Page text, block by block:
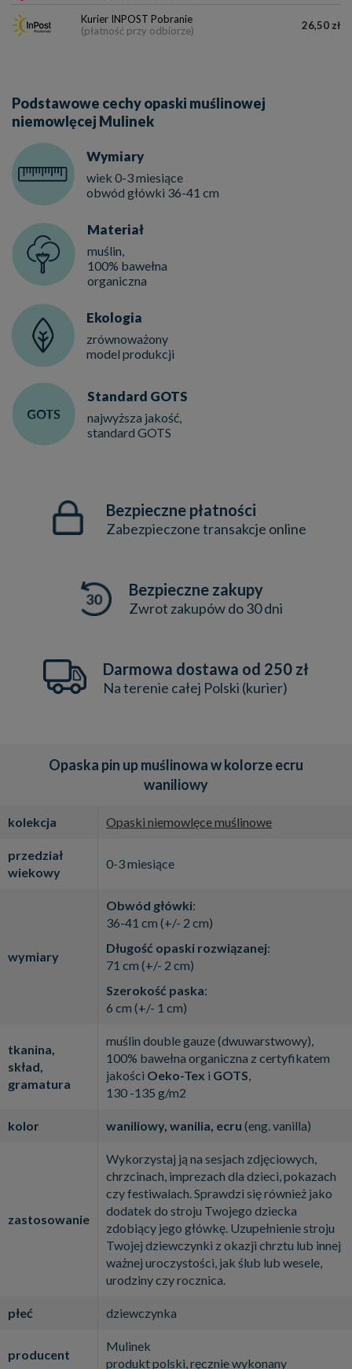
Kurier INPOST Pobranie
(płatność przy odbiorze)
26,50 zł
Podstawowe cechy opaski muślinowej
niemowlęcej Mulinek
Wymiary
wiek 0-3 miesiące
obwód główki 36-41 cm
Materiał
muślin,
100% bawełna
organiczna
Ekologia
zrównoważony
model produkcji
Standard GOTS
najwyższa jakość,
standard GOTS
Bezpieczne płatności
Zabezpieczone transakcje online
Bezpieczne zakupy
Zwrot zakupów do 30 dni
Darmowa dostawa od 250 zł
Na terenie całej Polski (kurier)
Opaska pin up muślinowa w kolorze ecru
waniliowy
kolekcja Opaski niemowlęce muślinowe
przedział
wiekowy
0-3 miesiące
wymiary
Obwód główki:
36-41 cm (+/- 2 cm)
Długość opaski rozwiązanej:
71 cm (+/- 2 cm)
Szerokość paska:
6 cm (+/- 1 cm)
tkanina,
skład,
gramatura
muślin double gauze (dwuwarstwowy),
100% bawełna organiczna z certyfikatem
jakości Oeko-Tex i GOTS
130 -135 g/m2
kolor waniliowy, wanilia, ecru (eng. vanilla)
zastosowanie
Wykorzystaj ją na sesjach zdjęciowych,
chrzcinach, imprezach dla dzieci, pokazach
czy festiwalach. Sprawdzi się również jako
dodatek do stroju Twojego dziecka
zdobiący jego główkę. Uzupełnienie stroju
Twojej dziewczynki z okazji chrztu lub innej
ważnej uroczystości, jak ślub lub wesele,
urodziny czy rocznica.
płeć dziewczynka
producent
Mulinek
produkt polski, ręcznie wykonany